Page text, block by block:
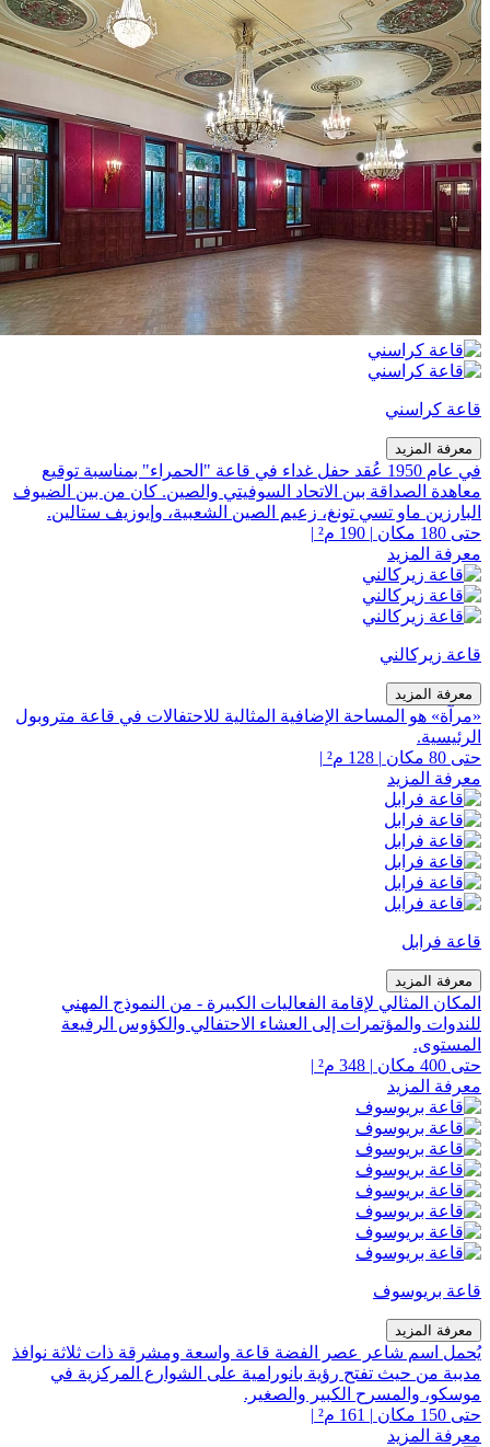
قاعة كراسني
معرفة المزيد
في عام 1950 عُقد حفل غداء في قاعة "الحمراء" بمناسبة توقيع
معاهدة الصداقة بين الاتحاد السوفيتي والصين. كان من بين الضيوف
البارزين ماو تسي تونغ، زعيم الصين الشعبية، وإيوزيف ستالين.
حتى 180 مكان
| 190 م²
|
معرفة المزيد
قاعة زيركالني
معرفة المزيد
«مرآة» هو المساحة الإضافية المثالية للاحتفالات في قاعة متروبول
الرئيسية.
حتى 80 مكان
| 128 م²
|
معرفة المزيد
قاعة فرابل
معرفة المزيد
المكان المثالي لإقامة الفعاليات الكبيرة - من النموذج المهني
للندوات والمؤتمرات إلى العشاء الاحتفالي والكؤوس الرفيعة
المستوى.
حتى 400 مكان
| 348 م²
|
معرفة المزيد
قاعة بريوسوف
معرفة المزيد
يُحمل اسم شاعر عصر الفضة قاعة واسعة ومشرقة ذات ثلاثة نوافذ
مدببة من حيث تفتح رؤية بانورامية على الشوارع المركزية في
موسكو، والمسرح الكبير والصغير.
حتى 150 مكان
| 161 م²
|
معرفة المزيد